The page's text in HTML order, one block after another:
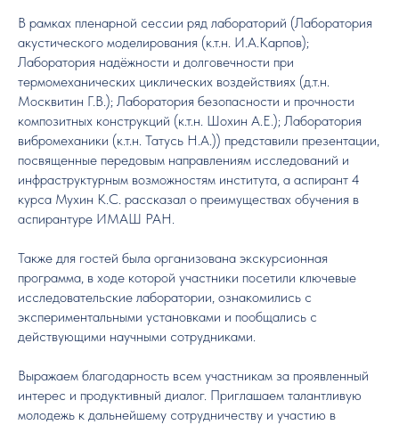
В рамках пленарной сессии ряд лабораторий (Лаборатория
акустического моделирования (к.т.н. И.А.Карпов);
Лаборатория надёжности и долговечности при
термомеханических циклических воздействиях (д.т.н.
Москвитин Г.В.); Лаборатория безопасности и прочности
композитных конструкций (к.т.н. Шохин А.Е.); Лаборатория
вибромеханики (к.т.н. Татусь Н.А.)) представили презентации,
посвященные передовым направлениям исследований и
инфраструктурным возможностям института, а аспирант 4
курса Мухин К.С. рассказал о преимуществах обучения в
аспирантуре ИМАШ РАН.
Также для гостей была организована экскурсионная
программа, в ходе которой участники посетили ключевые
исследовательские лаборатории, ознакомились с
экспериментальными установками и пообщались с
действующими научными сотрудниками.
Выражаем благодарность всем участникам за проявленный
интерес и продуктивный диалог. Приглашаем талантливую
молодежь к дальнейшему сотрудничеству и участию в